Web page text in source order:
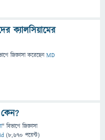
ক্যালসিয়ামের
জিজ্ঞাসাকরেছেনMD
" বিভাগে জিজ্ঞাসা
(8,670 পয়েন্ট)